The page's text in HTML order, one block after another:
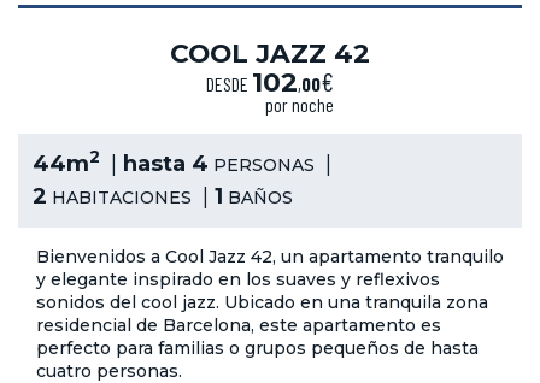
COOL JAZZ 42
DESDE 102,00€
por noche
44m2 hasta 4 PERSONAS
2 HABITACIONES 1 BAÑOS
Bienvenidos a Cool Jazz 42, un apartamento tranquilo
y elegante inspirado en los suaves y reflexivos
sonidos del cool jazz. Ubicado en una tranquila zona
residencial de Barcelona, este apartamento es
perfecto para familias o grupos pequeños de hasta
cuatro personas.